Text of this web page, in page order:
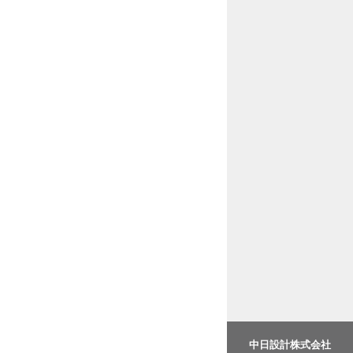
中日設計株式会社